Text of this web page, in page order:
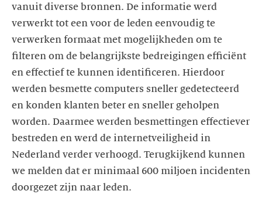
vanuit diverse bronnen. De informatie werd
verwerkt tot een voor de leden eenvoudig te
verwerken formaat met mogelijkheden om te
filteren om de belangrijkste bedreigingen efficiënt
en effectief te kunnen identificeren. Hierdoor
werden besmette computers sneller gedetecteerd
en konden klanten beter en sneller geholpen
worden. Daarmee werden besmettingen effectiever
bestreden en werd de internetveiligheid in
Nederland verder verhoogd. Terugkijkend kunnen
we melden dat er minimaal 600 miljoen incidenten
doorgezet zijn naar leden.